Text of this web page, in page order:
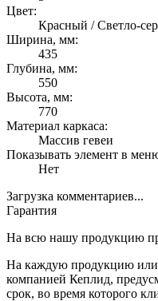
Цвет:
Красный / Светло-
Ширина, мм:
435
Глубина, мм:
550
Высота, мм:
770
Материал каркаса:
Массив гевеи
Показывать элемент в
Нет
Загрузка комментариев...
Гарантия
На всю нашу продукцию
На каждую продукцию или
компанией Кеплид,
срок, во время которого